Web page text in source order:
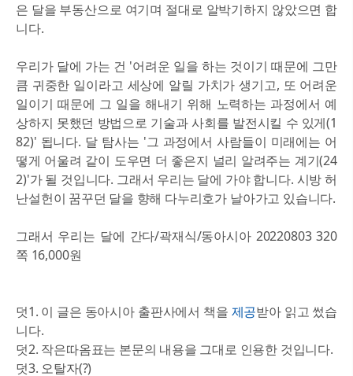
은 달을 부동산으로 여기며 절대로 알박기하지 않았으면 합
니다.
우리가 달에 가는 건 '어려운 일을 하는 것이기 때문에 그만
큼 귀중한 일이라고 세상에 알릴 가치가 생기고, 또 어려운
일이기 때문에 그 일을 해내기 위해 노력하는 과정에서 예
상하지 못했던 방법으로 기술과 사회를 발전시킬 수 있게(1
82)' 됩니다. 달 탐사는 '그 과정에서 사람들이 미래에는 어
떻게 어울려 같이 도우면 더 좋은지 널리 알려주는 계기(24
2)'가 될 것입니다. 그래서 우리는 달에 가야 합니다. 시방 허
난설헌이 꿈꾸던 달을 향해 다누리호가 날아가고 있습니다.
그래서 우리는 달에 간다/곽재식/동아시아 20220803 320
쪽 16,000원
덧1. 이 글은 동아시아 출판사에서 책을 제공받아 읽고 썼습
니다.
덧2. 작은따옴표는 본문의 내용을 그대로 인용한 것입니다.
덧3. 오탈자(?)